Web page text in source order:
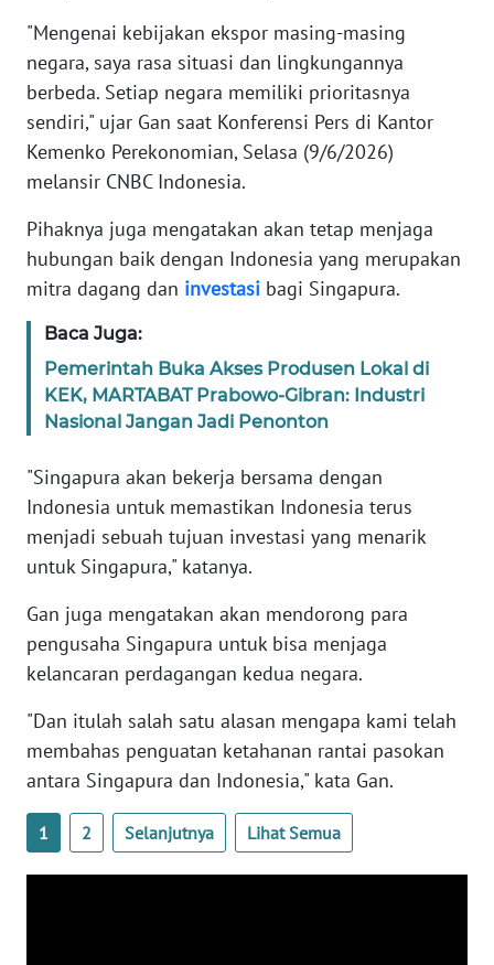
"Mengenai kebijakan ekspor masing-masing
negara, saya rasa situasi dan lingkungannya
berbeda. Setiap negara memiliki prioritasnya
sendiri," ujar Gan saat Konferensi Pers di Kantor
Kemenko Perekonomian, Selasa (9/6/2026)
melansir CNBC Indonesia.
Pihaknya juga mengatakan akan tetap menjaga
hubungan baik dengan Indonesia yang merupakan
mitra dagang dan investasi bagi Singapura.
Baca Juga:
Pemerintah Buka Akses Produsen Lokal di
KEK, MARTABAT Prabowo-Gibran: Industri
Nasional Jangan Jadi Penonton
"Singapura akan bekerja bersama dengan
Indonesia untuk memastikan Indonesia terus
menjadi sebuah tujuan investasi yang menarik
untuk Singapura," katanya.
Gan juga mengatakan akan mendorong para
pengusaha Singapura untuk bisa menjaga
kelancaran perdagangan kedua negara.
"Dan itulah salah satu alasan mengapa kami telah
membahas penguatan ketahanan rantai pasokan
antara Singapura dan Indonesia," kata Gan.
1 2 Selanjutnya Lihat Semua
KARIR
DISCLAIMER
Wahana
News
Regional
SUMUT
WN
WN
JABAR
WN
BANTEN
WN
WN
KEPRI
WN
PAPUA
WN
PAPUA